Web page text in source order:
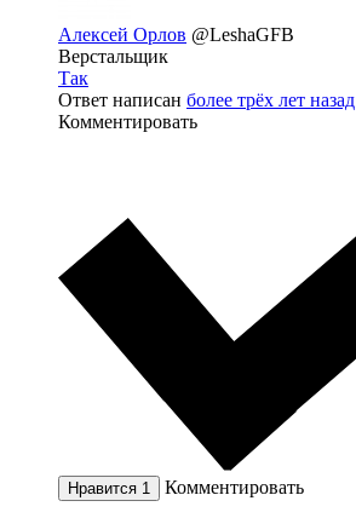
Алексей Орлов @LeshaGFB
Верстальщик
Так
Ответ написан более трёх лет назад
Комментировать
Нравится 1 Комментировать